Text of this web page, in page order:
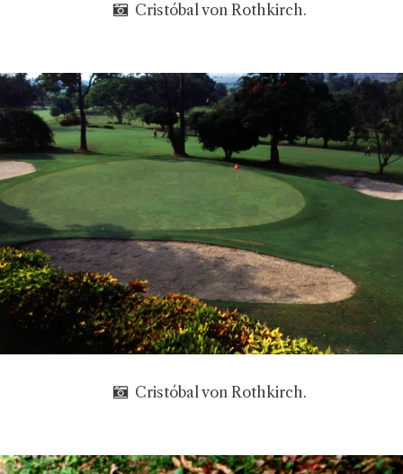
Cristóbal von Rothkirch.
Cristóbal von Rothkirch.